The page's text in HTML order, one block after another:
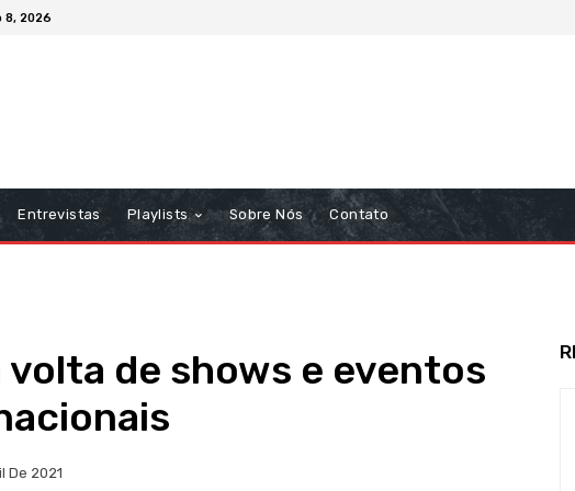
8, 2026
Entrevistas Playlists Sobre Nós Contato
volta de shows e eventos
De 2021